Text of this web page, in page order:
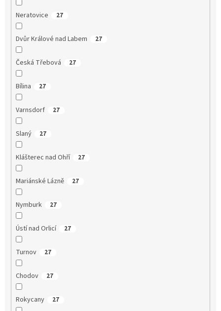
Neratovice 27
Dvůr Králové nad Labem 27
Česká Třebová 27
Bílina 27
Varnsdorf 27
Slaný 27
Klášterec nad Ohří 27
Mariánské Lázně 27
Nymburk 27
Ústí nad Orlicí 27
Turnov 27
Chodov 27
Rokycany 27